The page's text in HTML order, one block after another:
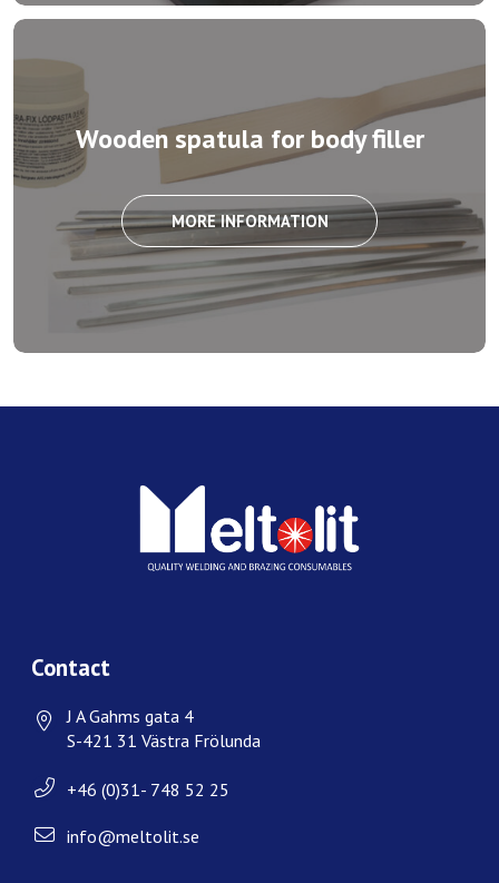
Wooden spatula for body filler
MORE INFORMATION
Contact
J A Gahms gata 4
S-421 31 Västra Frölunda
+46 (0)31- 748 52 25
info@meltolit.se